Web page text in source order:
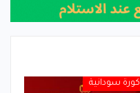
كورة سودانية